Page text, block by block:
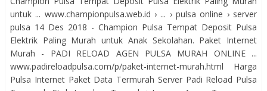
untuk ... www.championpulsa.web.id › ... › pulsa online › server
pulsa 14 Des 2018 - Champion Pulsa Tempat Deposit Pulsa
Elektrik Paling Murah untuk Anak Sekolahan. Paket Internet
Murah - PADI RELOAD AGEN PULSA MURAH ONLINE ...
www.padireloadpulsa.com/p/paket-internet-murah.html Harga
Pulsa Internet Paket Data Termurah Server Padi Reload Pulsa